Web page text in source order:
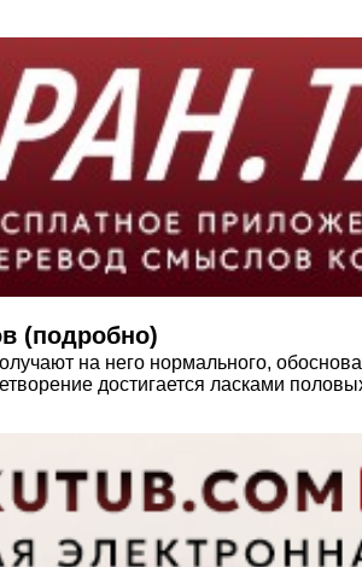
(подробно)
на него нормального,
достигается ласками